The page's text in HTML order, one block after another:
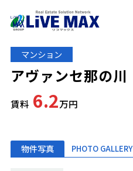
マンション
アヴァンセ那の川
賃料 6.2万円
物件写真 PHOTO GALLERY